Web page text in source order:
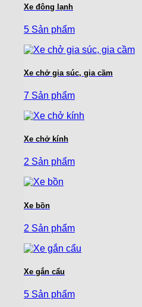
Xe đông lạnh
5 Sản phẩm
Xe chở gia súc, gia cầm
7 Sản phẩm
Xe chở kính
2 Sản phẩm
Xe bồn
2 Sản phẩm
Xe gắn cẩu
5 Sản phẩm